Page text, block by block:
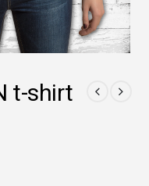
t-shirt